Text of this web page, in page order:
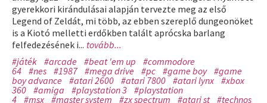
gyerekkori kirándulásai alapján tervezte meg az első
Legend of Zeldát, mi több, az ebben szereplő dungeonöket
is a Kiotó melletti erdőkben talált aprócska barlang
felfedezésének i... tovább...
#játék #arcade #beat 'em up
#commodore
64 #nes #1987 #mega drive #pc #game boy #game
boy advance
#atari 2600 #atari 7800 #atari lynx #xbox
360 #amiga #playstation 3 #playstation
4 #msx #master system #zx spectrum #atari st #technos